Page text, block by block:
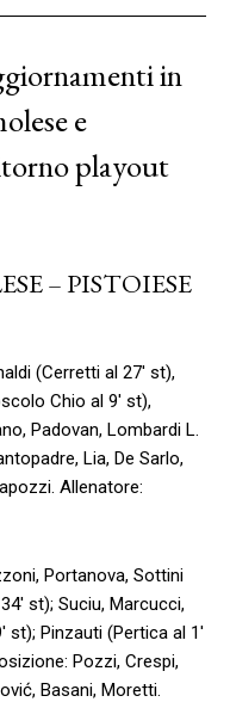
in
e
playout
– PISTOIESE
(Cerretti al 27′ st),
Chio al 9′ st),
Padovan, Lombardi L.
Lia, De Sarlo,
Allenatore:
Portanova, Sottini
st); Suciu, Marcucci,
st); Pinzauti (Pertica al 1′
Pozzi, Crespi,
Basani, Moretti.